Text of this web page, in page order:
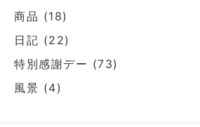
商品 (18)
日記 (22)
特別感謝デー (73)
風景 (4)